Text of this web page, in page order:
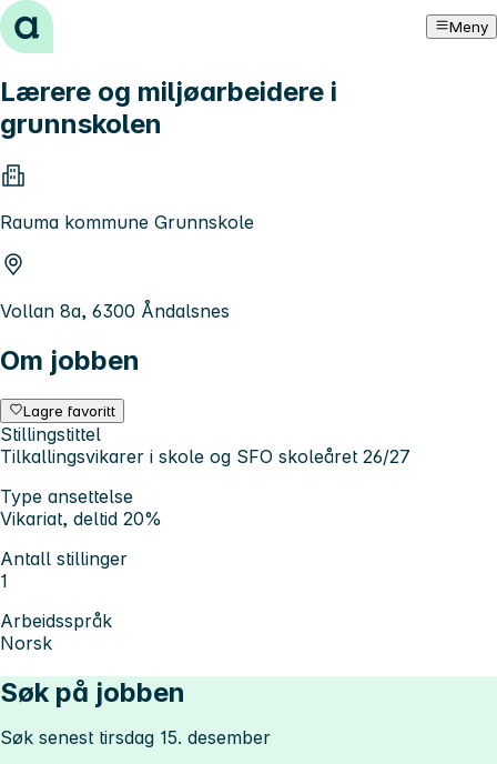
Hopp til innhold Meny
Lærere og miljøarbeidere i
grunnskolen
Rauma kommune Grunnskole
Vollan 8a, 6300 Åndalsnes
Om jobben
Lagre favoritt
Stillingstittel
Tilkallingsvikarer i skole og SFO skoleåret 26/27
Type ansettelse
Vikariat, deltid 20%
Antall stillinger
1
Arbeidsspråk
Norsk
Søk på jobben
Søk senest tirsdag 15. desember